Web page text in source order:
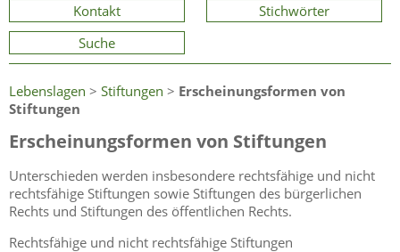
Kontakt
Stichwörter
Suche
Lebenslagen > Stiftungen > Erscheinungsformen von
Stiftungen
Erscheinungsformen von Stiftungen
Unterschieden werden insbesondere rechtsfähige und nicht
rechtsfähige Stiftungen sowie Stiftungen des bürgerlichen
Rechts und Stiftungen des öffentlichen Rechts.
Rechtsfähige und nicht rechtsfähige Stiftungen